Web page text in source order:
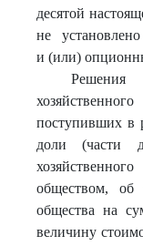
десятой
не
и (или)
поступивших в
доли (части
обществом, об
общества на
величину